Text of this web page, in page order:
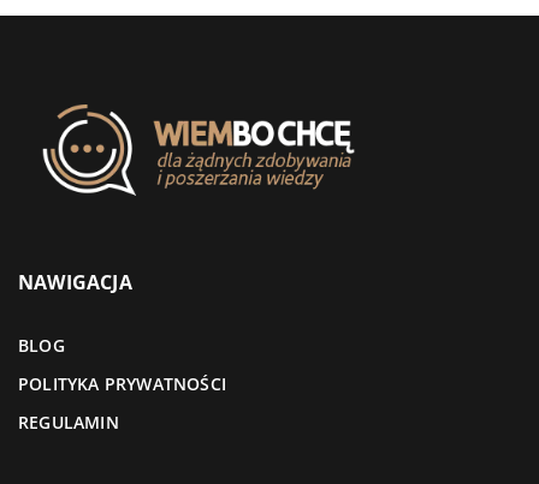
NAWIGACJA
BLOG
POLITYKA PRYWATNOŚCI
REGULAMIN